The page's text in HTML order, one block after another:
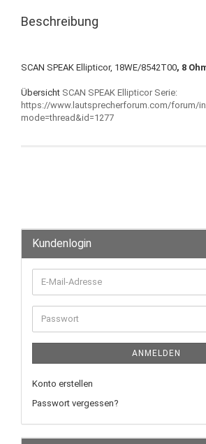
Beschreibung
SCAN SPEAK Ellipticor, 18WE/8542T00, 8
Übersicht SCAN SPEAK Ellipticor Serie:
https://www.lautsprecherforum.com/forum/
mode=thread&id=1277
Kundenlogin
E-
Mail-
Adresse
Passwort
ANMELDEN
Konto erstellen
Passwort vergessen?